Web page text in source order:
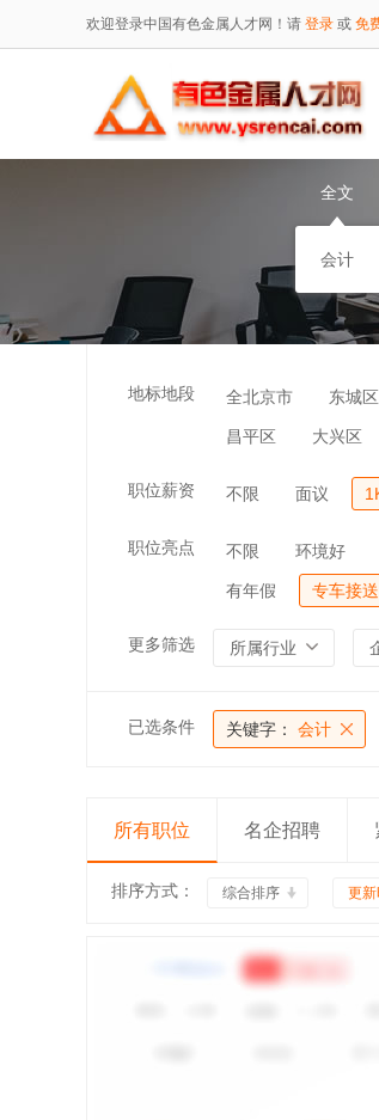
欢迎登录中国有色金属人才网！请 登录 或 免
全文
地标地段 全北京市 东城区
昌平区 大兴区
职位薪资 不限 面议
职位亮点 不限 环境好
有年假 专车接送
更多筛选 所属行业
已选条件 关键字： 会计
所有职位 名企招聘
排序方式： 综合排序 更新